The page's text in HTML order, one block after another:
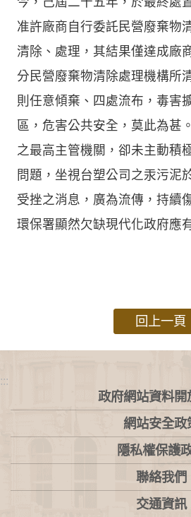
准許廠商自行委託民營廢棄物
清除、處理，其結果僅達成廠
分民營廢棄物清除處理機構所
則任意傾棄、四處流布，毒害
區，危害公共安全，莫此為甚
之最高主管機關，卻未主動積
問題，坐視台塑公司之汞污泥
受挫之消息，廣為流傳，持續
環保署顯然欠缺現代化政府應
回上一頁
:::
政府網站資料開
網站安全政
隱私權保護
聯絡我們
交通資訊